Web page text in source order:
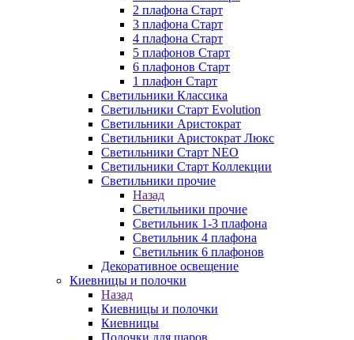
2 плафона Старт
3 плафона Старт
4 плафона Старт
5 плафонов Старт
6 плафонов Старт
1 плафон Старт
Светильники Классика
Светильники Старт Evolution
Светильники Аристократ
Светильники Аристократ Люкс
Светильники Старт NEO
Светильники Старт Коллекции
Светильники прочие
Назад
Светильники прочие
Светильник 1-3 плафона
Светильник 4 плафона
Светильник 6 плафонов
Декоративное освещение
Киевницы и полочки
Назад
Киевницы и полочки
Киевницы
Полочки для шаров